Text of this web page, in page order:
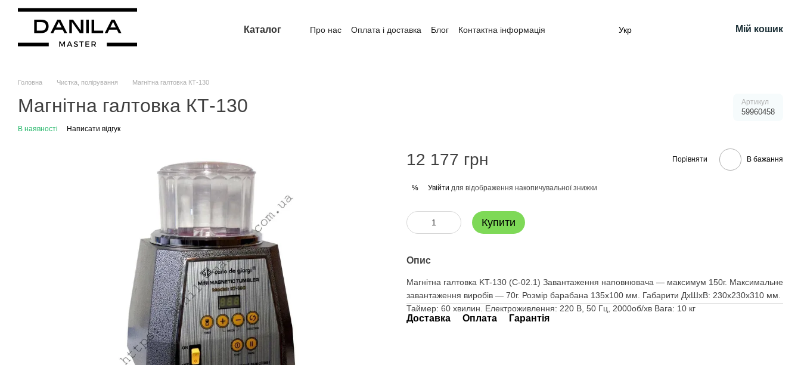
Перейти до основного контенту
Каталог Про нас Оплата і доставка Блог Контактна інформація Укр Мій кошик
Головна Чистка, полірування Магнітна галтовка КТ-130
Магнітна галтовка КТ-130 Артикул
59960458
В наявності Написати відгук
12 177 грн Порівняти В бажання
% Увійти для відображення накопичувальної знижки
Купити
Опис
Магнітна галтовка KT-130 (С-02.1) Завантаження наповнювача ― максимум 150г. Максимальне
завантаження виробів ― 70г. Розмір барабана 135х100 мм. Габарити ДхШхВ: 230х230х310 мм.
Таймер: 60 хвилин. Електроживлення: 220 В, 50 Гц, 2000об/хв Вага: 10 кг
Доставка Оплата Гарантія